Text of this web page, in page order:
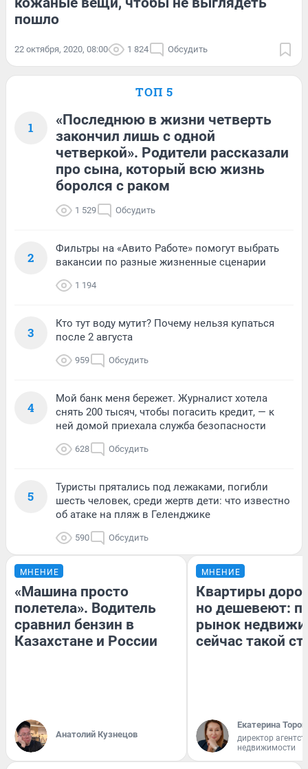
пошло
22 октября, 2020, 08:00 1 824 Обсудить
ТОП 5
1
«Последнюю в жизни четверть
закончил лишь с одной
четверкой». Родители рассказали
про сына, который всю жизнь
боролся с раком
1 529 Обсудить
2
Фильтры на «Авито Работе» помогут выбрать
вакансии по разные жизненные сценарии
1 194
3
Кто тут воду мутит? Почему нельзя купаться
после 2 августа
959 Обсудить
4
Мой банк меня бережет. Журналист хотела
снять 200 тысяч, чтобы погасить кредит, — к
ней домой приехала служба безопасности
628 Обсудить
5
Туристы прятались под лежаками, погибли
шесть человек, среди жертв дети: что известно
об атаке на пляж в Геленджике
590 Обсудить
МНЕНИЕ
«Машина просто
полетела». Водитель
сравнил бензин в
Казахстане и России
Анатолий Кузнецов
МНЕНИЕ
Квартиры
но дешевеют:
рынок
сейчас такой
Екатерина
директор
недвижимости